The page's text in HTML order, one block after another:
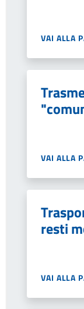
VAI ALLA
VAI ALLA
resti
VAI ALLA